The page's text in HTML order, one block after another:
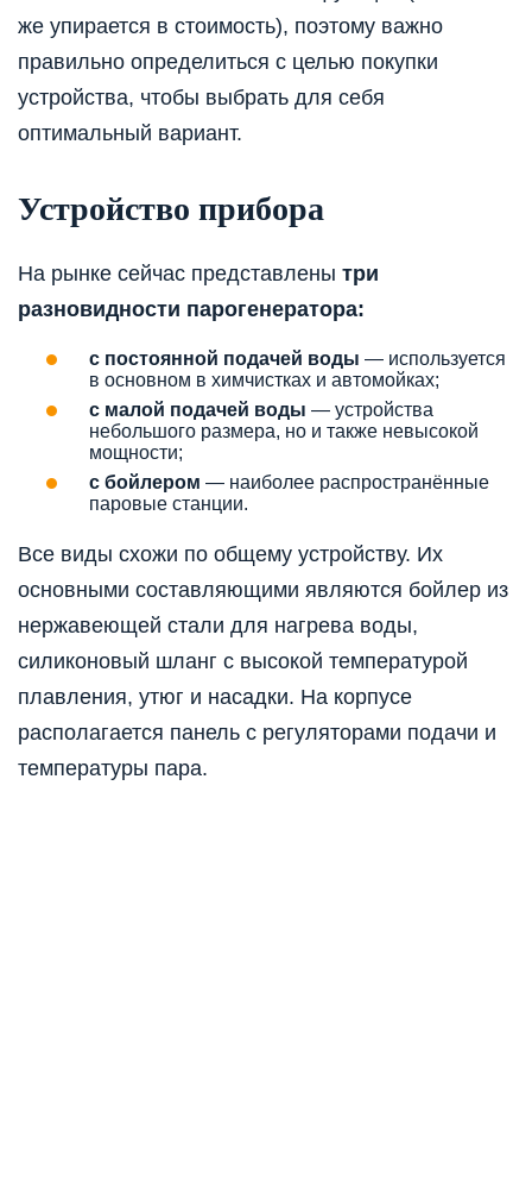
же упирается в стоимость), поэтому важно
правильно определиться с целью покупки
устройства, чтобы выбрать для себя
оптимальный вариант.
Устройство прибора
На рынке сейчас представлены три
разновидности парогенератора:
с постоянной подачей воды — используется
в основном в химчистках и автомойках;
с малой подачей воды — устройства
небольшого размера, но и также невысокой
мощности;
с бойлером — наиболее распространённые
паровые станции.
Все виды схожи по общему устройству. Их
основными составляющими являются бойлер из
нержавеющей стали для нагрева воды,
силиконовый шланг с высокой температурой
плавления, утюг и насадки. На корпусе
располагается панель с регуляторами подачи и
температуры пара.